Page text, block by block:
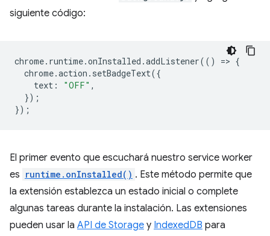
siguiente código:
chrome. runtime.onInstalled .addListener(() => {
chrome.action . setBadgeText({
text : "OFF" ,
});
});
El primer evento que escuchará nuestro service worker
es runtime.onInstalled() . Este método permite que
la extensión establezca un estado inicial o complete
algunas tareas durante la instalación. Las extensiones
pueden usar la API de Storage y IndexedDB para